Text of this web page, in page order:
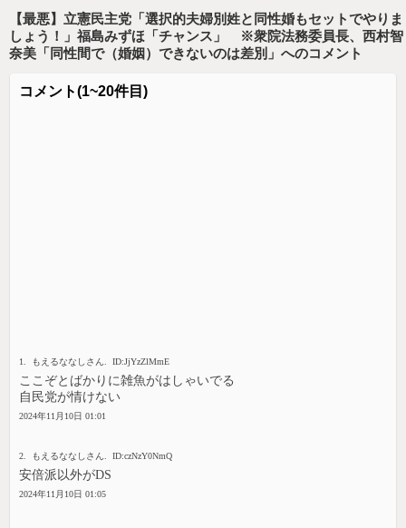
【最悪】立憲民主党「選択的夫婦別姓と同性婚もセットでやりま
しょう！」福島みずほ「チャンス」 ※衆院法務委員長、西村智
奈美「同性間で（婚姻）できないのは差別」 へのコメント
コメント(1~20件目)
1. もえるななしさん. ID:JjYzZlMmE
ここぞとばかりに雑魚がはしゃいでる
自民党が情けない
2024年11月10日 01:01
2. もえるななしさん. ID:czNzY0NmQ
安倍派以外がDS
2024年11月10日 01:05